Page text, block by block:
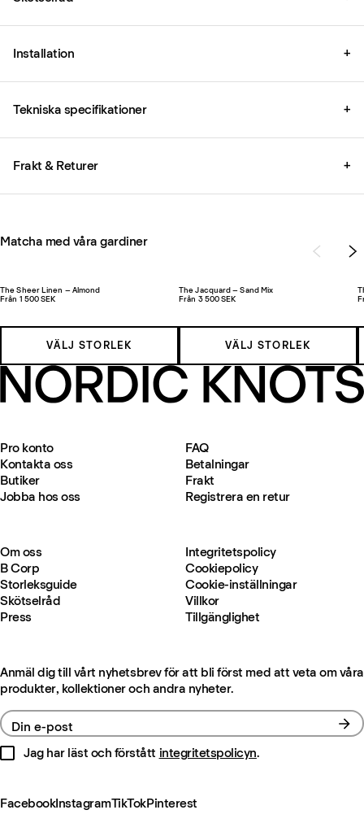
Installation +
Tekniska specifikationer +
Frakt & Returer +
Matcha med våra gardiner
The Sheer Linen – Almond
Från 1 500 SEK
VÄLJ STORLEK
The Jacquard – Sand Mix
Från 3 500 SEK
VÄLJ STORLEK
Pro konto
Kontakta oss
Butiker
Jobba hos oss
FAQ
Betalningar
Frakt
Registrera en retur
Om oss
B Corp
Storleksguide
Skötselråd
Press
Integritetspolicy
Cookiepolicy
Cookie-inställningar
Villkor
Tillgänglighet
Anmäl dig till vårt nyhetsbrev för att bli först med att veta om våra
produkter, kollektioner och andra nyheter.
Din e-post
Jag har läst och förstått integritetspolicyn.
FacebookInstagramTikTokPinterest